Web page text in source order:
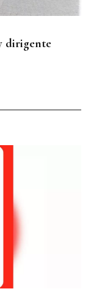
dirigente
en la